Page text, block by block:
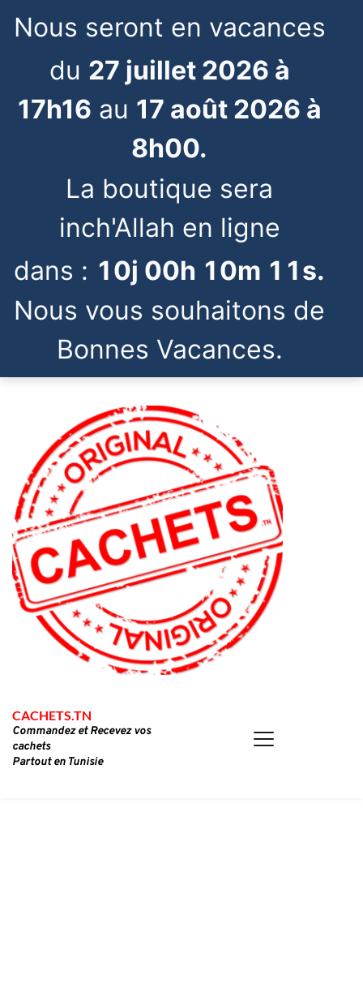
Nous seront en vacances
du 27 juillet 2026 à
17h16 au 17 août 2026 à
8h00.
La boutique sera
inch'Allah en ligne
dans : 10j 00h 10m 10s.
Nous vous souhaitons de
Bonnes Vacances.
CACHETS.TN
Commandez et Recevez vos
cachets
Partout en Tunisie